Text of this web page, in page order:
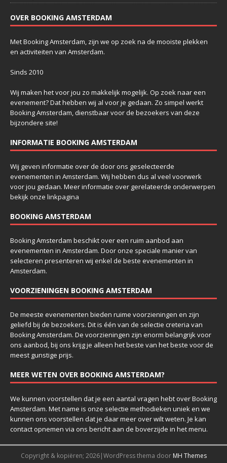
OVER BOOKING AMSTERDAM
Met Booking Amsterdam, zijn we op zoek na de mooiste plekken
en activiteiten van Amsterdam.
Sinds 2010
Wij maken het voor jou zo makkelijk mogelijk. Op zoek naar een
evenement? Dat hebben wij al voor je gedaan. Zo simpel werkt
Booking Amsterdam, dienstbaar voor de bezoekers van deze
bijzondere site!
INFORMATIE BOOKING AMSTERDAM
Wij geven informatie over de door ons geselecteerde
evenementen in Amsterdam. Wij hebben dus al veel voorwerk
voor jou gedaan. Meer informatie over gerelateerde onderwerpen
bekijk onze linkpagina
BOOKING AMSTERDAM
Booking Amsterdam beschikt over een ruim aanbod aan
evenementen in Amsterdam. Door onze speciale manier van
selecteren presenteren wij enkel de beste evenementen in
Amsterdam.
VOORZIENINGEN BOOKING AMSTERDAM
De meeste evenementen bieden ruime voorzieningen en zijn
geliefd bij de bezoekers. Dit is één van de selectie creteria van
Booking Amsterdam. De voorzieningen zijn enorm belangrijk voor
ons aanbod, bij ons krijg je alleen het beste van het beste voor de
meest gunstige prijs.
MEER WETEN OVER BOOKING AMSTERDAM?
We kunnen voorstellen dat je een aantal vragen hebt over Booking
Amsterdam. Met name is onze selectie methodieken uniek en we
kunnen ons voorstellen dat je daar meer over wilt weten. Je kan
contact opnemen via ons bericht aan de boverzijde in het menu.
Copyright & kopiëren; 2026|WordPress thema door MH Themes